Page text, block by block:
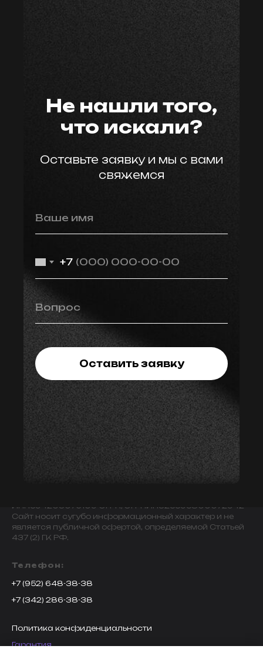
Не нашли того,
что искали?
Оставьте заявку и мы с вами
свяжемся
Ваше имя
+7
Вопрос
Оставить заявку
ИНН594203076109 ОГРН/ОГРНИП325595800072942
Сайт носит сугубо информационный характер и не
является публичной офертой, определяемой Статьей
437 (2) ГК РФ.
Телефон:
+7 (952) 648-38-38
+7 (342) 286-38-38
Политика конфиденциальности
Гарантия